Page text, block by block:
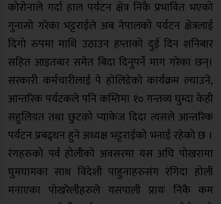
कोरोनाले गर्दा हाल पर्यटन क्षेत्र निकै प्रभावित भएको
गुनासो गरेका भट्टराईले अब नेपालको पर्यटन क्षेत्रलाई
दिगो रुपमा माथि उठाउन हप्ताको दुई दिन शनिबार
सहित आइतबार समेत बिदा दिनुपर्ने माग गरेका छन्।
सरकारी कर्मचारीलाई पे होलिडेको कार्यक्रम ल्याउने,
आन्तरिक पर्यटकले पनि कम्तिमा १० गन्तव्य घुम्दा केही
सहुलियत तथा छुटको प्याकेज दिदा त्यसले आन्तरिक
पर्यटन प्रबद्र्धन हुने अध्यक्ष भट्टराईको भनाई रहेको छ ।
रंगहरुको पर्व होलीको अवसरमा यस अघि पोखरामा
घुमघामका साथ विदेशी पाहुनाहरुसंग रंगिदा होली
मनाएका पोखरेलीहरुले यसपाली प्रायः निकै कम